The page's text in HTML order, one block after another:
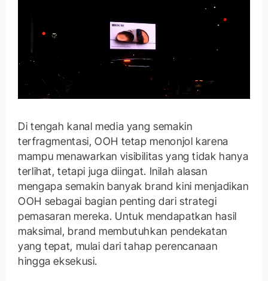
Di tengah kanal media yang semakin
terfragmentasi, OOH tetap menonjol karena
mampu menawarkan visibilitas yang tidak hanya
terlihat, tetapi juga diingat. Inilah alasan
mengapa semakin banyak brand kini menjadikan
OOH sebagai bagian penting dari strategi
pemasaran mereka. Untuk mendapatkan hasil
maksimal, brand membutuhkan pendekatan
yang tepat, mulai dari tahap perencanaan
hingga eksekusi.